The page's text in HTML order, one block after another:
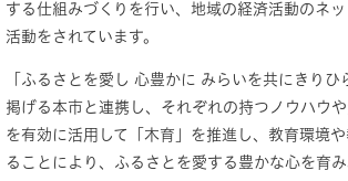
する仕組みづくりを行い、地域の経済活動のネ
活動をされています。
「ふるさとを愛し 心豊かに みらいを共にきりひ
掲げる本市と連携し、それぞれの持つノウハウ
を有効に活用して「木育」を推進し、教育環境
ることにより、ふるさとを愛する豊かな心を育